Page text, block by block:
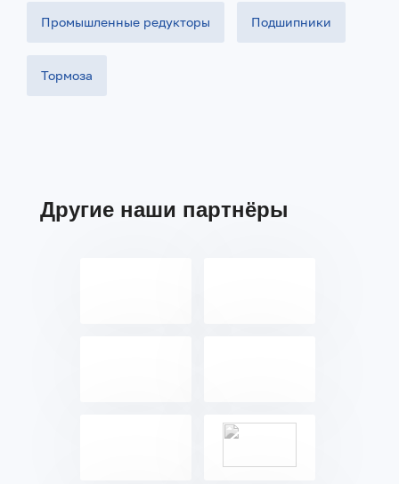
Промышленные редукторы Подшипники
Тормоза
Другие наши партнёры